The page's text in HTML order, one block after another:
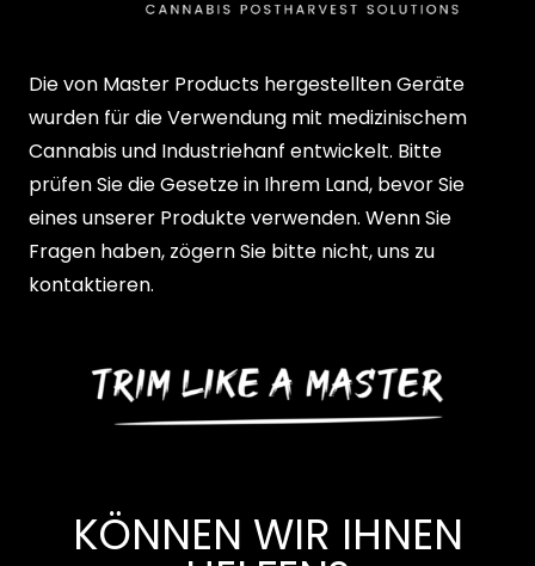
Die von Master Products hergestellten Geräte
wurden für die Verwendung mit medizinischem
Cannabis und Industriehanf entwickelt. Bitte
prüfen Sie die Gesetze in Ihrem Land, bevor Sie
eines unserer Produkte verwenden. Wenn Sie
Fragen haben, zögern Sie bitte nicht, uns zu
kontaktieren.
KÖNNEN WIR IHNEN